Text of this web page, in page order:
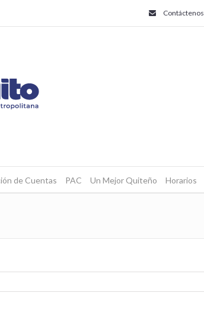
Contáctenos
de Cuentas PAC Un Mejor Quiteño Horarios